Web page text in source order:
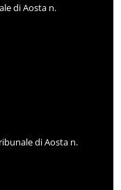
di Aosta n.
di Aosta n.